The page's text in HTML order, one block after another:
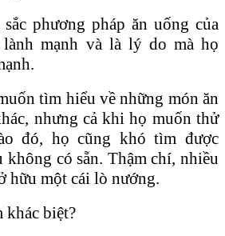
phương pháp ăn uống của
mạnh và là lý do mà họ
tìm hiểu về những món ăn
nhưng cả khi họ muốn thử
đó, họ cũng khó tìm được
có sẵn. Thậm chí, nhiều
hữu một cái lò nướng.
khác biệt?